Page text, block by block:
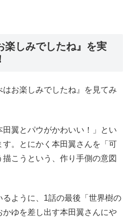
楽しみでしたね』を実
お楽しみでしたね』を見てみ
翼とパウがかわいい！」とい
す。とにかく本田翼さんを「可
こうという、作り手側の意図
ように、1話の最後「世界樹の
ゆを差し出す本田翼さんにや